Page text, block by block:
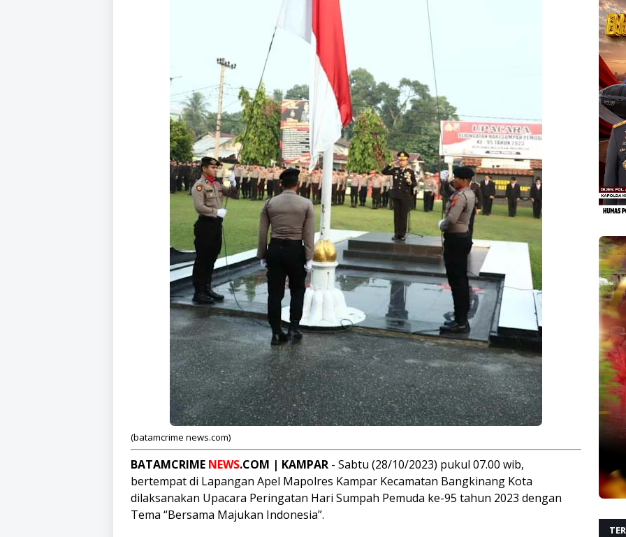
(batamcrime news.com)
BATAMCRIME NEWS.COM | KAMPAR - Sabtu (28/10/2023) pukul 07.00 wib,
bertempat di Lapangan Apel Mapolres Kampar Kecamatan Bangkinang Kota
dilaksanakan Upacara Peringatan Hari Sumpah Pemuda ke-95 tahun 2023 dengan
Tema “Bersama Majukan Indonesia”.